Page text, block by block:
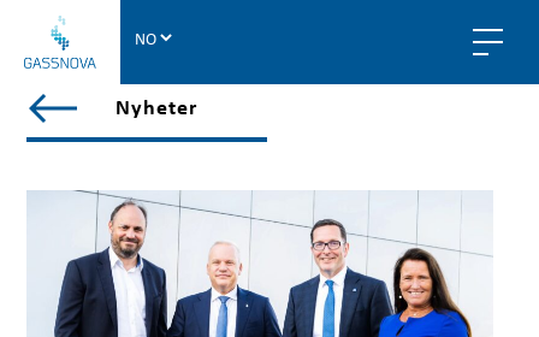
a
s
n
v
w
a
l
p
Nyheter